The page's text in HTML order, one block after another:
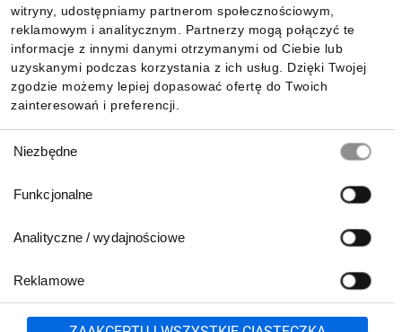
witryny, udostępniamy partnerom społecznościowym,
reklamowym i analitycznym. Partnerzy mogą połączyć te
informacje z innymi danymi otrzymanymi od Ciebie lub
uzyskanymi podczas korzystania z ich usług. Dzięki Twojej
zgodzie możemy lepiej dopasować ofertę do Twoich
zainteresowań i preferencji.
zgody
Niezbędne
Funkcjonalne
Analityczne / wydajnościowe
Reklamowe
Pobierz naszą aplikację mobilną:
801 500 700 lub 71 37 61 600